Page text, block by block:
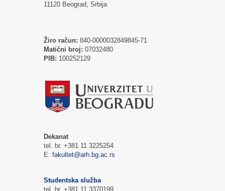
11120 Beograd, Srbija
Žiro račun: 840-0000032849845-71
Matični broj: 07032480
PIB: 100252129
Dekanat
tel. br. +381 11 3225254
E: fakultet@arh.bg.ac.rs
Studentska služba
tel. br. +381 11 3370199